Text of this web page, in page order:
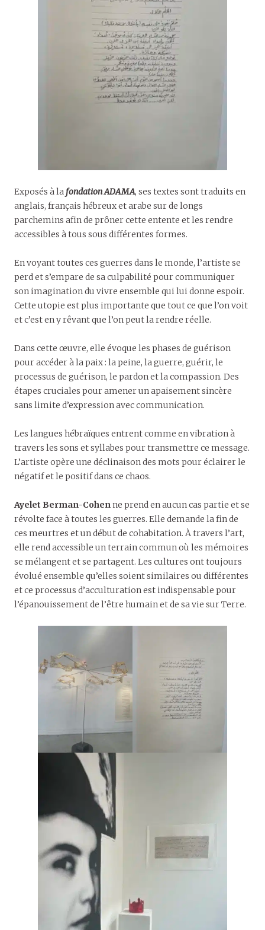
Exposés à la fondation ADAMA, ses textes sont traduits en
anglais, français hébreux et arabe sur de longs
parchemins afin de prôner cette entente et les rendre
accessibles à tous sous différentes formes.
En voyant toutes ces guerres dans le monde, l’artiste se
perd et s’empare de sa culpabilité pour communiquer
son imagination du vivre ensemble qui lui donne espoir.
Cette utopie est plus importante que tout ce que l’on voit
et c’est en y rêvant que l’on peut la rendre réelle.
Dans cette œuvre, elle évoque les phases de guérison
pour accéder à la paix : la peine, la guerre, guérir, le
processus de guérison, le pardon et la compassion. Des
étapes cruciales pour amener un apaisement sincère
sans limite d’expression avec communication.
Les langues hébraïques entrent comme en vibration à
travers les sons et syllabes pour transmettre ce message.
L’artiste opère une déclinaison des mots pour éclairer le
négatif et le positif dans ce chaos.
Ayelet Berman-Cohenne prend en aucun cas partie et se
révolte face à toutes les guerres. Elle demande la fin de
ces meurtres et un début de cohabitation. À travers l’art,
elle rend accessible un terrain commun où les mémoires
se mélangent et se partagent. Les cultures ont toujours
évolué ensemble qu’elles soient similaires ou différentes
et ce processus d’acculturation est indispensable pour
l’épanouissement de l’être humain et de sa vie sur Terre.